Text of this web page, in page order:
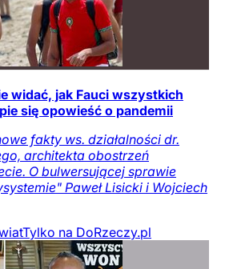
widać, jak Fauci wszystkich
się opowieść o pandemii
fakty ws. działalności dr.
architekta obostrzeń
O bulwersującej sprawie
Paweł Lisicki i Wojciech
Tylko na DoRzeczy.pl